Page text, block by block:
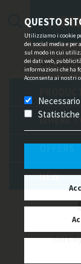
QUESTO
Utilizziamo i cookie
dei social media e
sul modo in cui
dei dati web,
informazioni che ha
Acconsenta ai nostri
Statistiche
OFFERS/
WHERE
OFFERS
NEW
Sort